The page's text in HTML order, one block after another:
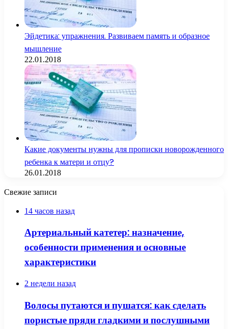
Эйдетика: упражнения. Развиваем память и образное
мышление
22.01.2018
Какие документы нужны для прописки новорожденного
ребенка к матери и отцу?
26.01.2018
Свежие записи
14 часов назад
Артериальный катетер: назначение,
особенности применения и основные
характеристики
2 недели назад
Волосы путаются и пушатся: как сделать
пористые пряди гладкими и послушными